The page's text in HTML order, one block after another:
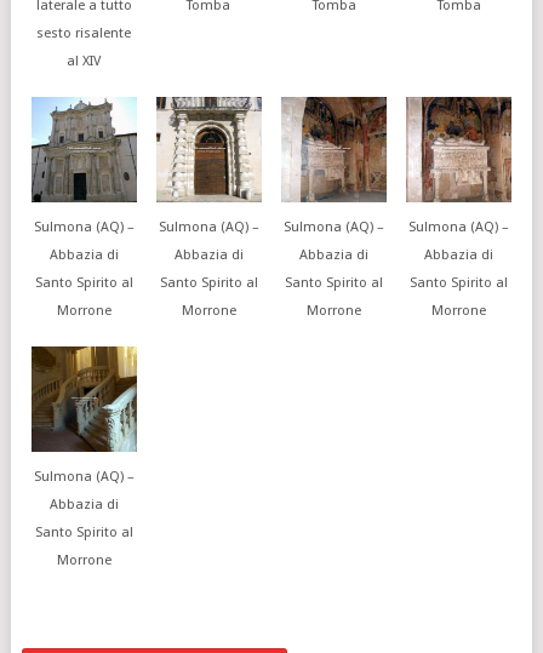
laterale a tutto
sesto risalente
al XIV
Tomba
Tomba
Tomba
Sulmona (AQ) –
Abbazia di
Santo Spirito al
Morrone
Sulmona (AQ) –
Abbazia di
Santo Spirito al
Morrone
Sulmona (AQ) –
Abbazia di
Santo Spirito al
Morrone
Sulmona (AQ) –
Abbazia di
Santo Spirito al
Morrone
Sulmona (AQ) –
Abbazia di
Santo Spirito al
Morrone